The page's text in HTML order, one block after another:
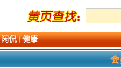
闲侃 健康
会